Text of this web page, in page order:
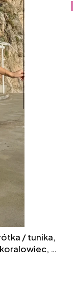
/ tunika,
z